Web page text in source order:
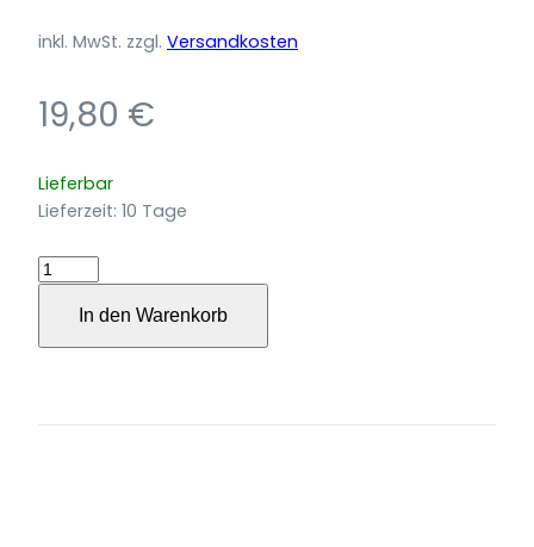
inkl. MwSt. zzgl. Versandkosten
19,80 €
Lieferbar
Lieferzeit: 10 Tage
Abundant
folds
Sopran
In den Warenkorb